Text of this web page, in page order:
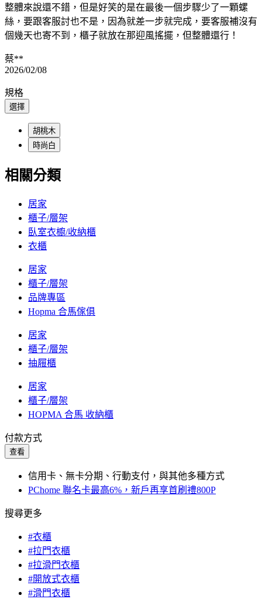
整體來說還不錯，但是好笑的是在最後一個步驟少了一顆螺
絲，要跟客服討也不是，因為就差一步就完成，要客服補沒有
個幾天也寄不到，櫃子就放在那迎風搖擺，但整體還行！
蔡**
2026/02/08
規格
選擇
胡桃木
時尚白
相關分類
居家
櫃子/層架
臥室衣櫥/收納櫃
衣櫃
居家
櫃子/層架
品牌專區
Hopma 合馬傢俱
居家
櫃子/層架
抽屜櫃
居家
櫃子/層架
HOPMA 合馬 收納櫃
付款方式
查看
信用卡、無卡分期、行動支付，與其他多種方式
PChome 聯名卡最高6%，新戶再享首刷禮800P
搜尋更多
#衣櫃
#拉門衣櫃
#拉滑門衣櫃
#開放式衣櫃
#滑門衣櫃